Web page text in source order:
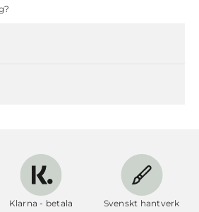
Klarna - betala
Svenskt hantverk